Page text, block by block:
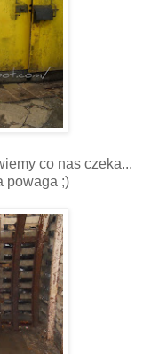
co nas czeka...
powaga ;)